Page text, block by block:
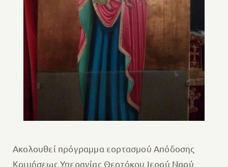
Ακολουθεί πρόγραμμα εορτασμού Απόδοσης
Κοιμήσεως Υπεραγίας Θεοτόκου Ιερού Ναού